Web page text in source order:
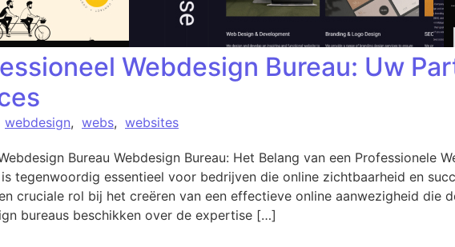
Webdesign Bureau: Uw
webdesign, webs, websites
Bureau Webdesign Bureau: Het Belang van een Professionele
tegenwoordig essentieel voor bedrijven die online zichtbaarheid en
cruciale rol bij het creëren van een effectieve online aanwezigheid die
bureaus beschikken over de expertise […]